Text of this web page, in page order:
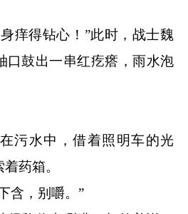
得钻心！”此时，战士魏
口鼓出一串红疙瘩，雨水泡
水中，借着照明车的光
药箱。
，别嚼。”